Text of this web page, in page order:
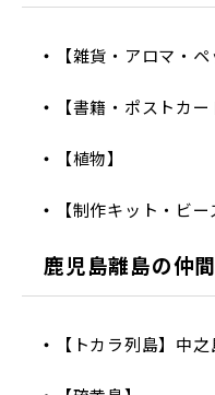
【雑貨・アロマ・ペ
【書籍・ポストカ
【植物】
【制作キット・ビー
鹿児島離島の仲
【トカラ列島】中之